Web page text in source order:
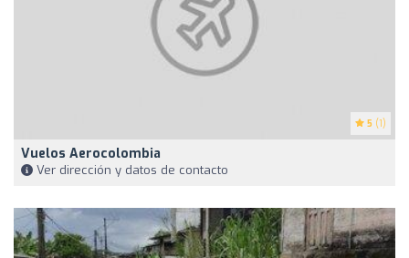
5 (1)
Vuelos Aerocolombia
Ver dirección y datos de contacto